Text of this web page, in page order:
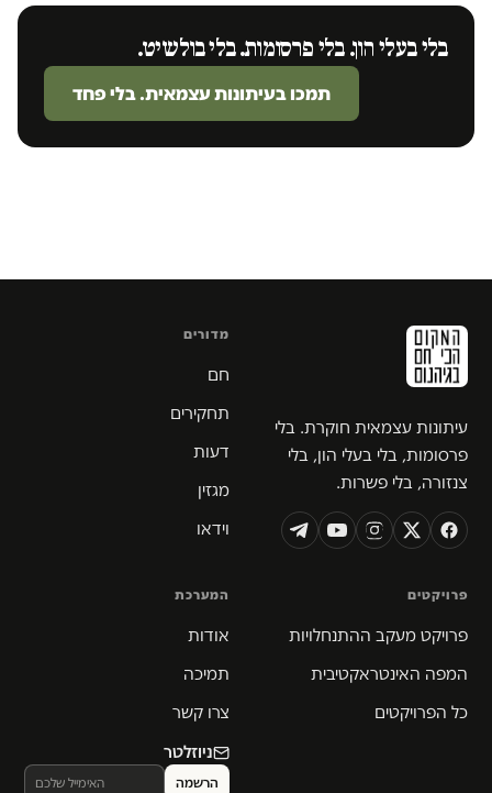
בלי בעלי הון. בלי פרסומות. בלי בולשיט.
תמכו בעיתונות עצמאית. בלי פחד
עיתונות עצמאית חוקרת. בלי
פרסומות, בלי בעלי הון, בלי
צנזורה, בלי פשרות.
מדורים
חם
תחקירים
דעות
מגזין
וידאו
פרויקטים
פרויקט מעקב ההתנחלויות
המפה האינטראקטיבית
כל הפרויקטים
המערכת
אודות
תמיכה
צרו קשר
ניוזלטר